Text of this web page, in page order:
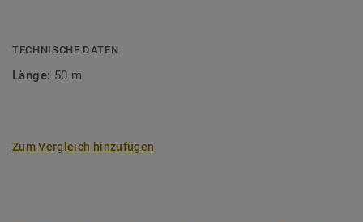
TECHNISCHE DATEN
Länge: 50 m
Zum Vergleich hinzufügen